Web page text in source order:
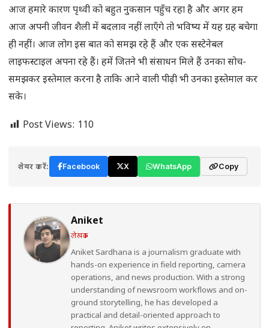
आज हमारे कारण पृथ्वी को बहुत नुकसान पहुँच रहा है और अगर हम
आज अपनी जीवन शैली में बदलाव नहीं लाएँगे तो भविष्य में यह ग्रह बचेगा
ही नहीं। आज लोग इस बात को समझ रहे हैं और एक सस्टेनेबल
लाइफस्टाइल अपना रहे हैं। हमें जितने भी संसाधन मिले हैं उनका सोच-
समझकर इस्तेमाल करना है ताकि आने वाली पीढ़ी भी उनका इस्तेमाल कर
सके।
Post Views: 110
शेयर करें: Facebook X WhatsApp Copy
Aniket
लेखक
Aniket Sardhana is a journalism graduate with
hands-on experience in field reporting, camera
operations, and news production. With a strong
understanding of newsroom workflows and on-
ground storytelling, he has developed a
practical and detail-oriented approach to